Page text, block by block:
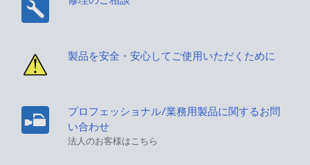
個人のお客様向け製品の付属品の購入および業務用製
修理のご相談
製品を安全・安心してご使用いただくために